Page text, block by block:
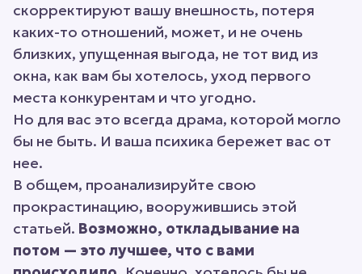
скорректируют вашу внешность, потеря
каких-то отношений, может, и не очень
близких, упущенная выгода, не тот вид из
окна, как вам бы хотелось, уход первого
места конкурентам и что угодно.
Но для вас это всегда драма, которой могло
бы не быть. И ваша психика бережет вас от
нее.
В общем, проанализируйте свою
прокрастинацию, вооружившись этой
статьей. Возможно, откладывание на
потом — это лучшее, что с вами